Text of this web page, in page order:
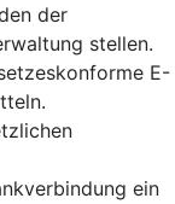
der
stellen.
E-
ein